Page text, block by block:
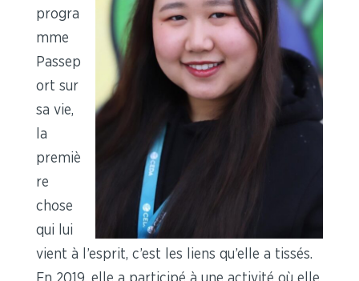
progra
mme
Passep
ort sur
sa vie,
la
premiè
re
chose
qui lui
vient à l’esprit, c’est les liens qu’elle a tissés.